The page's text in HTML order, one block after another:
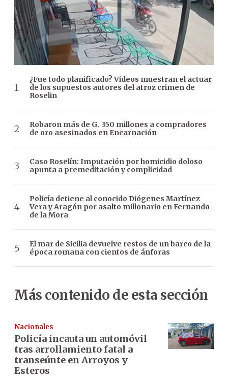
¿Fue todo planificado? Videos muestran el actuar
de los supuestos autores del atroz crimen de
Roselin
Robaron más de G. 350 millones a compradores
de oro asesinados en Encarnación
Caso Roselín: Imputación por homicidio doloso
apunta a premeditación y complicidad
Policía detiene al conocido Diógenes Martínez
Vera y Aragón por asalto millonario en Fernando
de la Mora
El mar de Sicilia devuelve restos de un barco de la
época romana con cientos de ánforas
Más contenido de esta sección
Nacionales
Policía incauta un automóvil
tras arrollamiento fatal a
transeúnte en Arroyos y
Esteros